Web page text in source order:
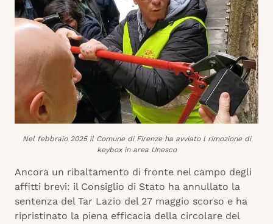
Nel febbraio 2025 il Comune di Firenze ha avviato l rimozione di
keybox in area Unesco
Ancora un ribaltamento di fronte nel campo degli
affitti brevi: il Consiglio di Stato ha annullato la
sentenza del Tar Lazio del 27 maggio scorso e ha
ripristinato la piena efficacia della circolare del